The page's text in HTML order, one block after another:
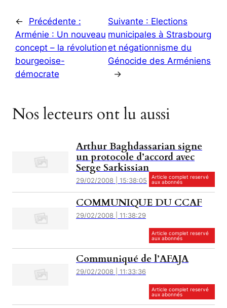
←
Précédente :
Arménie : Un nouveau
concept – la révolution
bourgeoise-
démocrate
Suivante : Elections
municipales à Strasbourg
et négationnisme du
Génocide des Arméniens
→
Nos lecteurs ont lu aussi
Arthur Baghdassarian signe
un protocole d’accord avec
Serge Sarkissian
29/02/2008 | 15:38:05
Article complet reservé
aux abonnés
COMMUNIQUE DU CCAF
29/02/2008 | 11:38:29
Article complet reservé
aux abonnés
Communiqué de l’AFAJA
29/02/2008 | 11:33:36
Article complet reservé
aux abonnés